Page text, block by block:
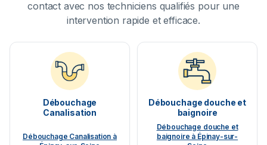
contact avec nos techniciens qualifiés pour une
intervention rapide et efficace.
Débouchage
Canalisation
Débouchage Canalisation à
Débouchage douche et
baignoire
Débouchage douche et
baignoire à Épinay-sur-